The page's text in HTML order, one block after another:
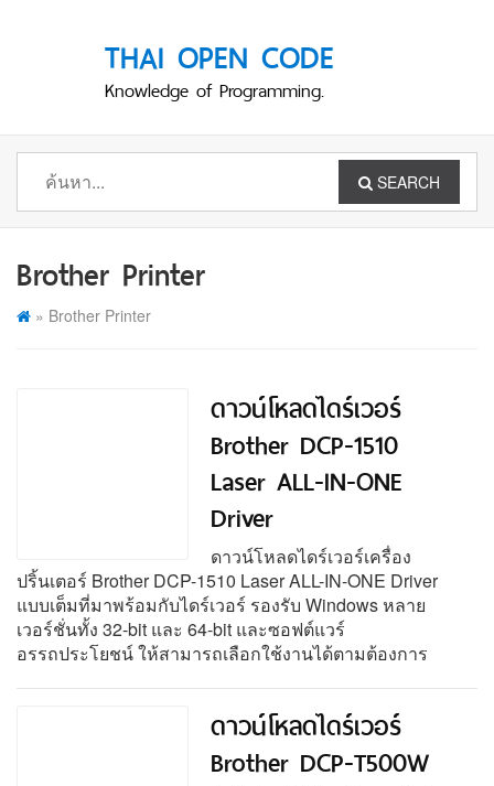
THAI OPEN CODE
Knowledge of Programming.
SEARCH
Brother Printer
» Brother Printer
ดาวน์โหลดไดร์เวอร์
Brother DCP-1510
Laser ALL-IN-ONE
Driver
ดาวน์โหลดไดร์เวอร์เครื่อง
ปริ้นเตอร์ Brother DCP-1510 Laser ALL-IN-ONE Driver
แบบเต็มที่มาพร้อมกับไดร์เวอร์ รองรับ Windows หลาย
เวอร์ชั่นทั้ง 32-bit และ 64-bit และซอฟต์แวร์
อรรถประโยชน์ ให้สามารถเลือกใช้งานได้ตามต้องการ
ดาวน์โหลดไดร์เวอร์
Brother DCP-T500W